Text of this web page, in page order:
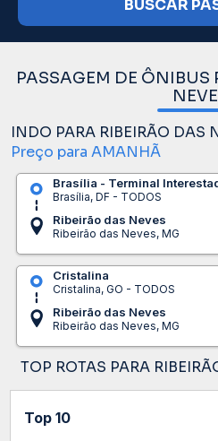
BUSCAR
PASSAGEM DE ÔNIBUS
INDO PARA RIBEIRÃO DAS
Preço para AMANHÃ
Brasília - Terminal
Brasília, DF - TODOS
Ribeirão das Neves
Ribeirão das Neves, MG
Cristalina
Cristalina, GO - TODOS
Ribeirão das Neves
Ribeirão das Neves, MG
TOP ROTAS PARA
Top 10